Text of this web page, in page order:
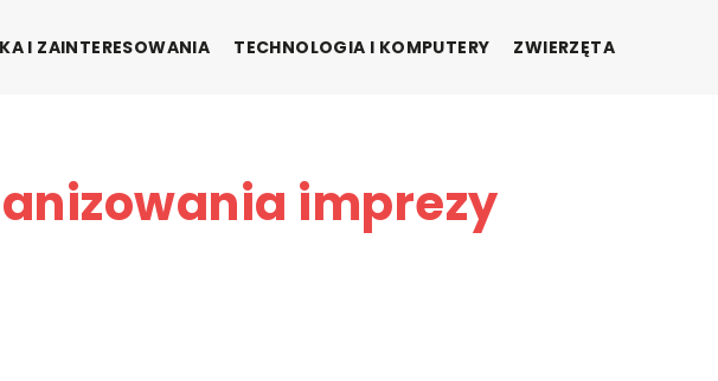
I ZAINTERESOWANIA TECHNOLOGIA I KOMPUTERY ZWIERZĘTA
imprezy